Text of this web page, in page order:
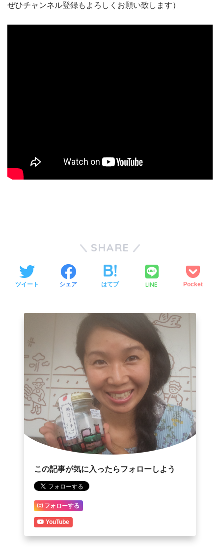
ぜひチャンネル登録もよろしくお願い致します）
SHARE
ツイート シェア はてブ LINE Pocket
この記事が気に入ったらフォローしよう
フォローする
YouTube